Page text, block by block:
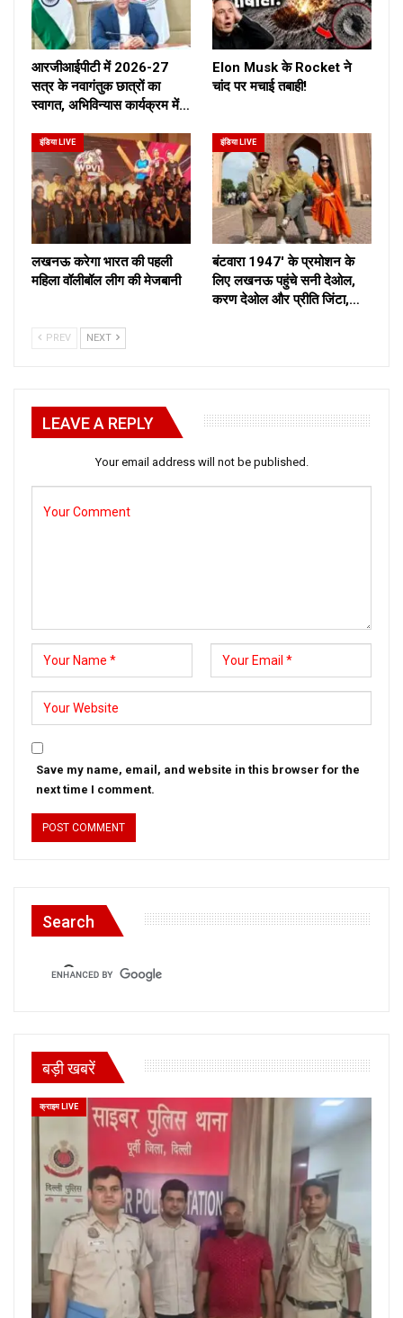
आरजीआईपीटी में 2026-27
सत्र के नवागंतुक छात्रों का
स्वागत, अभिविन्यास कार्यक्रम में…
Elon Musk के Rocket ने
चांद पर मचाई तबाही!
इंडिया LIVE
लखनऊ करेगा भारत की पहली
महिला वॉलीबॉल लीग की मेजबानी
इंडिया LIVE
बंटवारा 1947′ के प्रमोशन के
लिए लखनऊ पहुंचे सनी देओल,
करण देओल और प्रीति जिंटा,…
PREV NEXT
LEAVE A REPLY
Your email address will not be published.
Save my name, email, and website in this browser for the
next time I comment.
Search
बड़ी खबरें
क्राइम LIVE